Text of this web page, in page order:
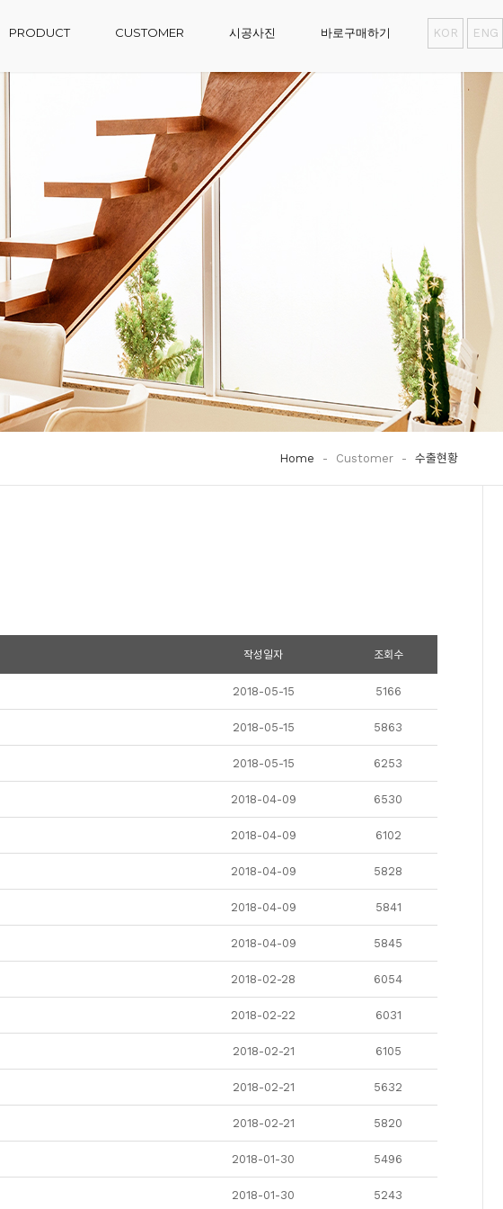
PRODUCT CUSTOMER 시공사진 바로구매하기 KOR ENG
Home - Customer - 수출현황
작성일자 조회수
2018-05-15 5166
2018-05-15 5863
2018-05-15 6253
2018-04-09 6530
2018-04-09 6102
2018-04-09 5828
2018-04-09 5841
2018-04-09 5845
2018-02-28 6054
2018-02-22 6031
2018-02-21 6105
2018-02-21 5632
2018-02-21 5820
2018-01-30 5496
2018-01-30 5243